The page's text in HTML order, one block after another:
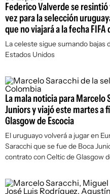
Federico Valverde se
vez para la selección
que no viajará a la fecha
La celeste sigue sumando bajas
Estados Unidos
La mala noticia para Marcelo
Juniors y viajó este martes a
Glasgow de Escocia
El uruguayo volverá a jugar en
Saracchi que se fue de Boca
contrato con Celtic de Glasgow